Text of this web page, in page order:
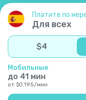
Платите по
Для всех
$4
Мобильные
до 41 мин
от $0.195/мин